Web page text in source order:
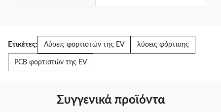
Ετικέτες: Λύσεις φορτιστών της EV λύσεις φόρτισης
PCB φορτιστών της EV
Συγγενικά προϊόντα